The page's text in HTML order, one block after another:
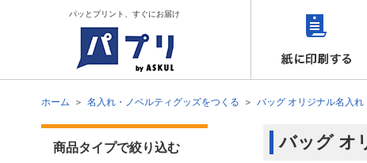
パッとプリント、すぐにお届け
ホーム 名入れ・ノベルティグッズをつくる バッグ オリジナル名入れ
バッグ オ
商品タイプで絞り込む